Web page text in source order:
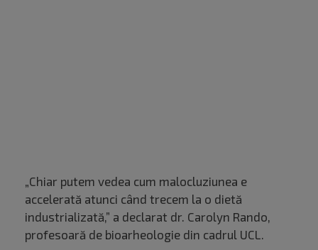
„Chiar putem vedea cum malocluziunea e
accelerată atunci când trecem la o dietă
industrializată,” a declarat dr. Carolyn Rando,
profesoară de bioarheologie din cadrul UCL.